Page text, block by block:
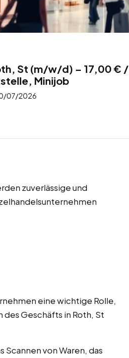
St (m/w/d) – 17,00 € /
Minijob
07/2026
zuverlässige und
eine wichtige Rolle,
Geschäfts in Roth, St
von Waren, das